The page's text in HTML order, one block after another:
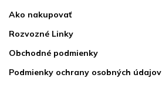
Ako nakupovať
Rozvozné Linky
Obchodné podmienky
Podmienky ochrany osobných údajov